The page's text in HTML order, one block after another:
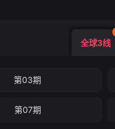
全球3线
第03期
第07期